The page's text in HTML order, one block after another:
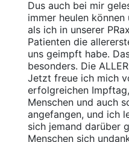
Dus auch bei mir
immer heulen
als ich in unserer
Patienten die
uns geimpft habe.
besonders. Die
Jetzt freue ich mich
erfolgreichen
Menschen und auch
angefangen, und ich
sich jemand darüber
Menschen sich